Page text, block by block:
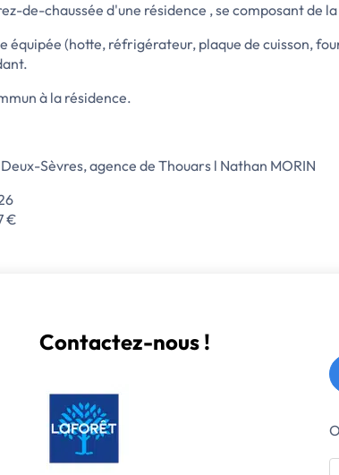
de-chaussée d'une résidence , se composant de
équipée (hotte, réfrigérateur, plaque de cuisson,
à la résidence.
Sèvres, agence de Thouars l Nathan MORIN
€
Contactez-nous !